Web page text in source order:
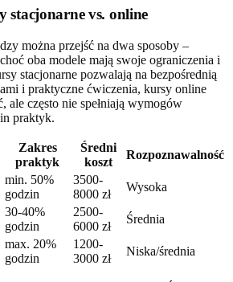
stacjonarne vs. online
można przejść na dwa sposoby –
oba modele mają swoje ograniczenia i
stacjonarne pozwalają na bezpośrednią
i praktyczne ćwiczenia, kursy online
ale często nie spełniają wymogów
praktyk.
Zakres
praktyk
Średni
koszt
Rozpoznawalność
min. 50%
godzin
3500-
8000 zł
Wysoka
30-40%
godzin
2500-
6000 zł
Średnia
max. 20%
godzin
1200-
3000 zł
Niska/średnia